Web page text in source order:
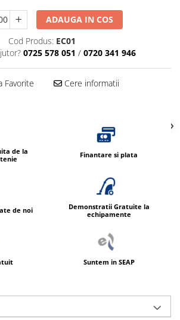
pliate (Z)
feminina
masa,
par
ADAUGA IN COS
Cod Produs: EC01
0725 578 051 / 0720 341 946
Favorite Cere informatii
de la
Finantare si plata
de noi
Demonstratii Gratuite la
echipamente
Suntem in SEAP